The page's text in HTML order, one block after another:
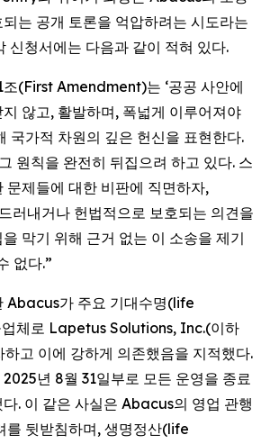
는 공개 토론을 억압하려는 시도라는
신청서에는 다음과 같이 적혀 있다.
조(First Amendment)는 ‘공공 사안에
않고, 활발하며, 폭넓게 이루어져야
국가적 차원의 깊은 헌신을 표현한다.
원칙을 완전히 뒤집으려 하고 있다. 스
문제들에 대한 비판에 직면하자,
러내거나 헌법적으로 보호되는 의견을
막기 위해 근거 없는 이 소송을 제기
없다.”
Abacus가 주요 기대수명(life
체로 Lapetus Solutions, Inc.(이하
고 이에 강하게 의존했음을 지적했다.
년 8월 31일부로 모든 운영을 종료
. 이 같은 사실은 Abacus의 영업 관행
를 뒷받침하며, 생명정산(life